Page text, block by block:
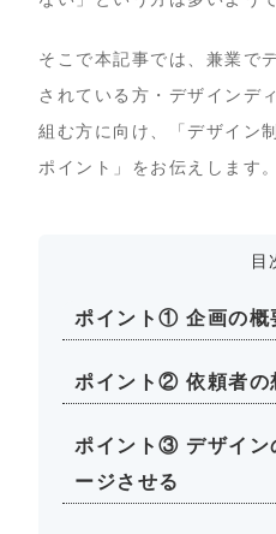
そこで本記事では、兼業で
されている方・デザインデ
組む方に向け、「デザイン
ポイント」をお伝えします。
目
ポイント① 企画の概
ポイント② 依頼者の
ポイント③ デザイン
ージさせる